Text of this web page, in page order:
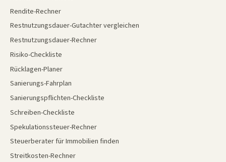
Rendite-Rechner
Restnutzungsdauer-Gutachter vergleichen
Restnutzungsdauer-Rechner
Risiko-Checkliste
Rücklagen-Planer
Sanierungs-Fahrplan
Sanierungspflichten-Checkliste
Schreiben-Checkliste
Spekulationssteuer-Rechner
Steuerberater für Immobilien finden
Streitkosten-Rechner